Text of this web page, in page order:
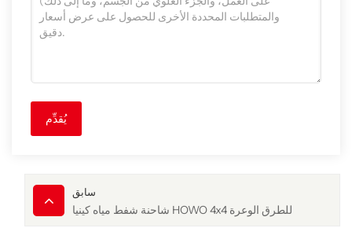
يُقدِّم
سابق
شاحنة شفط مياه كينيا HOWO 4x4 للطرق الوعرة